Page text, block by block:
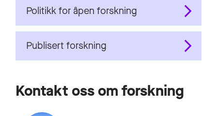
Politikk for åpen forskning
Publisert forskning
Kontakt oss om forskning